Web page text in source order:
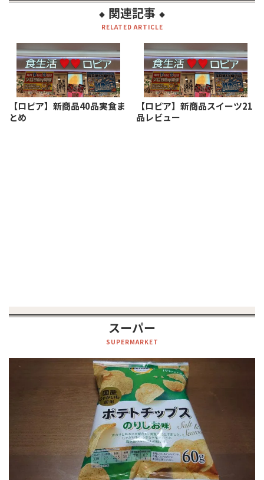
◆ 関連記事 ◆
RELATED ARTICLE
【ロピア】新商品40品実食ま
とめ
【ロピア】新商品スイーツ21
品レビュー
スーパー
SUPERMARKET